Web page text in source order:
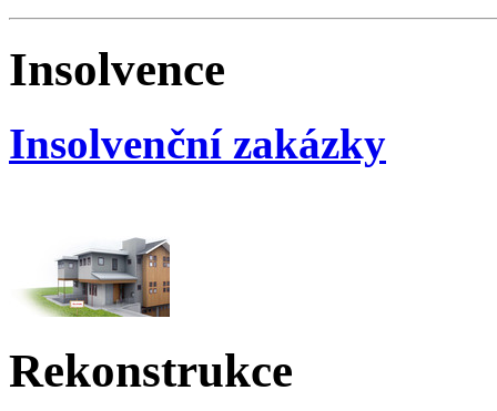
Insolvence
Insolvenční zakázky
Rekonstrukce